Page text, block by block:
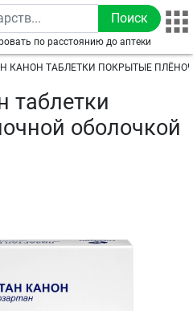
по расстоянию до аптеки
КАНОН ТАБЛЕТКИ ПОКРЫТЫЕ
таблетки
оболочкой